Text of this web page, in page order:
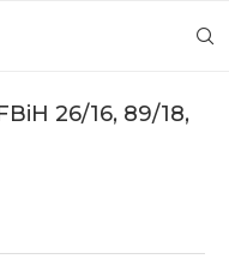
26/16, 89/18,